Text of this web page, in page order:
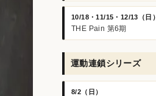
10/18・11/15・12/13（日）
THE Pain 第6期
運動連鎖シリーズ
8/2（日）